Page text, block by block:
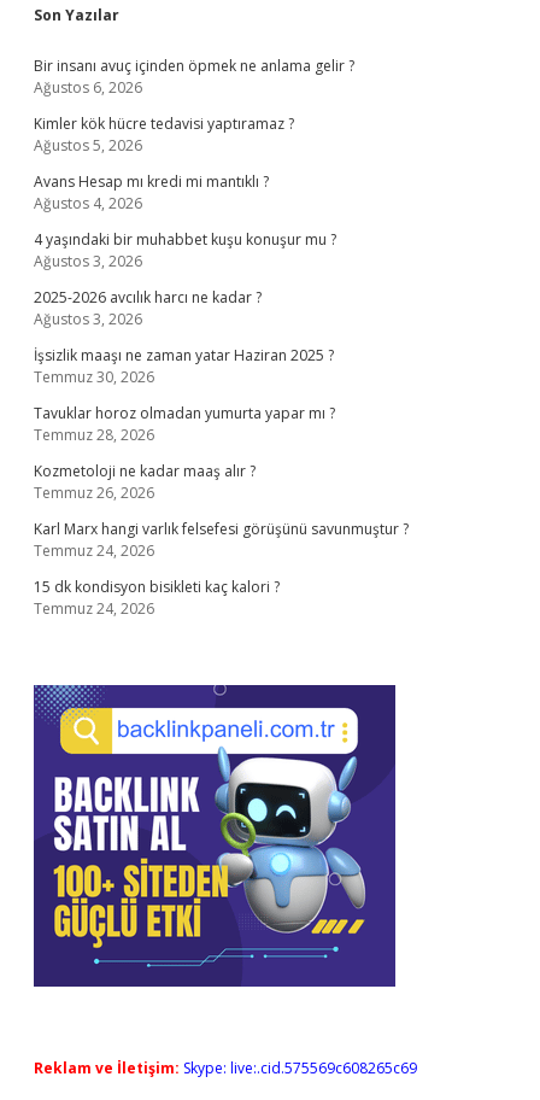
Sidebar
Son Yazılar
Bir insanı avuç içinden öpmek ne anlama gelir ?
Ağustos 6, 2026
Kimler kök hücre tedavisi yaptıramaz ?
Ağustos 5, 2026
Avans Hesap mı kredi mi mantıklı ?
Ağustos 4, 2026
4 yaşındaki bir muhabbet kuşu konuşur mu ?
Ağustos 3, 2026
2025-2026 avcılık harcı ne kadar ?
Ağustos 3, 2026
İşsizlik maaşı ne zaman yatar Haziran 2025 ?
Temmuz 30, 2026
Tavuklar horoz olmadan yumurta yapar mı ?
Temmuz 28, 2026
Kozmetoloji ne kadar maaş alır ?
Temmuz 26, 2026
Karl Marx hangi varlık felsefesi görüşünü savunmuştur ?
Temmuz 24, 2026
15 dk kondisyon bisikleti kaç kalori ?
Temmuz 24, 2026
Reklam ve İletişim: Skype: live:.cid.575569c608265c69